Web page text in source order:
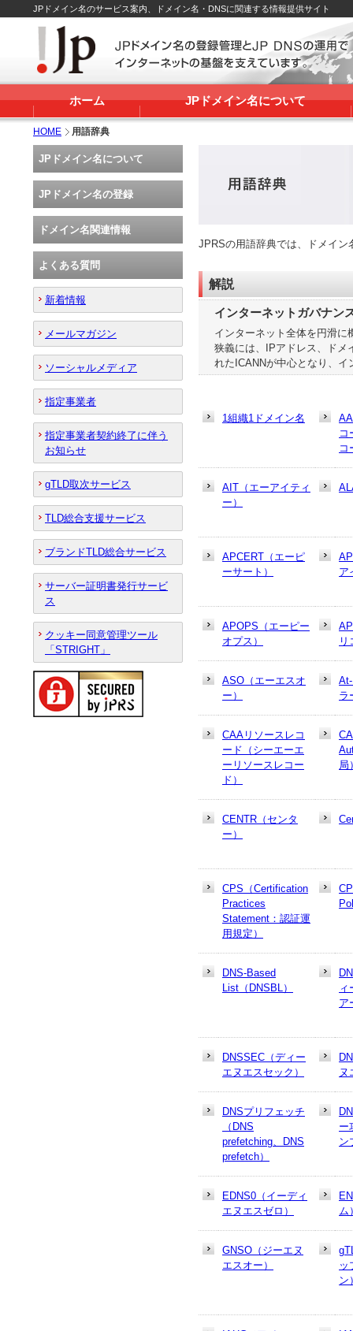
JPドメイン名のサービス案内、ドメイン名・DNSに関連する情報提供サイト
ホーム JPドメイン名について
HOME 用語辞典
JPRSの用語辞典では、ドメイ
解説
インターネットガバナン
インターネット全体を円滑に
狭義には、IPアドレス、ドメ
れたICANNが中心となり、
1組織1ドメイン名
コ
コ
AIT（エーアイティ
ー）
APCERT（エーピ
ーサート）
ア
APOPS（エーピー
オプス）
リ
ASO（エーエスオ
ー）
ラ
CAAリソースレコ
ード（シーエーエ
ーリソースレコー
ド）
局
CENTR（センタ
ー）
CPS（Certification
Practices
Statement：認証運
用規定）
DNS-Based
List（DNSBL）
ィ
ア
DNSSEC（ディー
エヌエスセック）
ヌ
DNSプリフェッチ
（DNS
prefetching、DNS
prefetch）
ー
ン
EDNS0（イーディ
エヌエスゼロ）
ム
GNSO（ジーエヌ
エスオー）
ッ
ン
JPドメイン名について
JPドメイン名の登録
ドメイン名関連情報
よくある質問
新着情報
メールマガジン
ソーシャルメディア
指定事業者
指定事業者契約終了に伴う
お知らせ
gTLD取次サービス
TLD総合支援サービス
ブランドTLD総合サービス
サーバー証明書発行サービ
ス
クッキー同意管理ツール
「STRIGHT」